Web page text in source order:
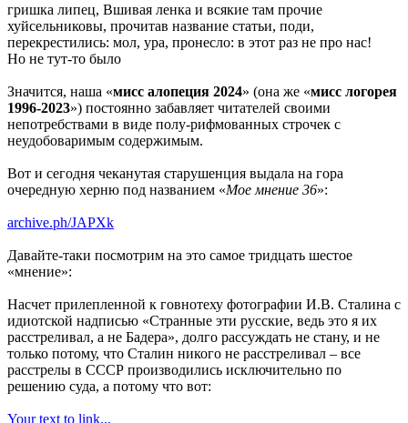
гришка липец, Вшивая ленка и всякие там прочие
хуйсельниковы, прочитав название статьи, поди,
перекрестились: мол, ура, пронесло: в этот раз не про нас!
Но не тут-то было
Значится, наша «мисс алопеция 2024» (она же «мисс логорея
1996-2023») постоянно забавляет читателей своими
непотребствами в виде полу-рифмованных строчек с
неудобоваримым содержимым.
Вот и сегодня чеканутая старушенция выдала на гора
очередную херню под названием «Мое мнение 36»:
archive.ph/JAPXk
Давайте-таки посмотрим на это самое тридцать шестое
«мнение»:
Насчет прилепленной к говнотеху фотографии И.В. Сталина с
идиотской надписью «Странные эти русские, ведь это я их
расстреливал, а не Бадера», долго рассуждать не стану, и не
только потому, что Сталин никого не расстреливал – все
расстрелы в СССР производились исключительно по
решению суда, а потому что вот:
Your text to link...